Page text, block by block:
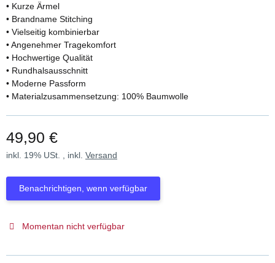
• Kurze Ärmel
• Brandname Stitching
• Vielseitig kombinierbar
• Angenehmer Tragekomfort
• Hochwertige Qualität
• Rundhalsausschnitt
• Moderne Passform
• Materialzusammensetzung: 100% Baumwolle
49,90 €
inkl. 19% USt. , inkl. Versand
Benachrichtigen, wenn verfügbar
Momentan nicht verfügbar